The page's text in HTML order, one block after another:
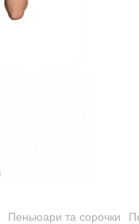
Пеньюари та сорочки